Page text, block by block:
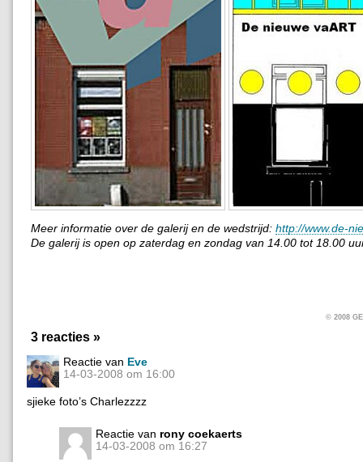
Meer informatie over de galerij en de wedstrijd: http://www.de-
De galerij is open op zaterdag en zondag van 14.00 tot 18.00
© 2008
3 reacties »
Reactie van Eve
14-03-2008 om 16:00
sjieke foto’s Charlezzzz
Reactie van rony coekaerts
14-03-2008 om 16:27